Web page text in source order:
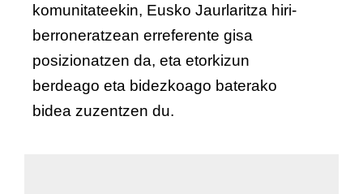
komunitateekin, Eusko Jaurlaritza hiri-
berroneratzean erreferente gisa
posizionatzen da, eta etorkizun
berdeago eta bidezkoago baterako
bidea zuzentzen du.